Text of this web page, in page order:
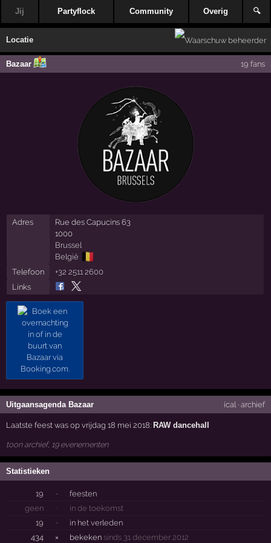
Jij Partyflock Community Overig 🔍
Locatie
Bazaar 19 fans
Adres
Rue des Capucins 63
1000
Brussel
België 🇧🇪
Telefoon
+32 2511 2600
Links
Uitgaansagenda Bazaar ical · archief
Laatste feest was op vrijdag 18 mei 2018: RAW dancehall
toon archief, 19 evenementen
Statistieken
19 ·
feesten
geen
·
in de toekomst
19
·
in het verleden
434
× bekeken sinds 31 december 2012